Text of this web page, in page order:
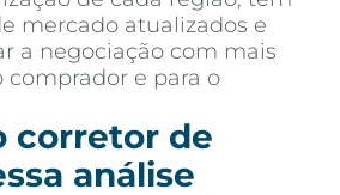
mercado atualizados e
a negociação com mais
comprador e para o
corretor de
análise